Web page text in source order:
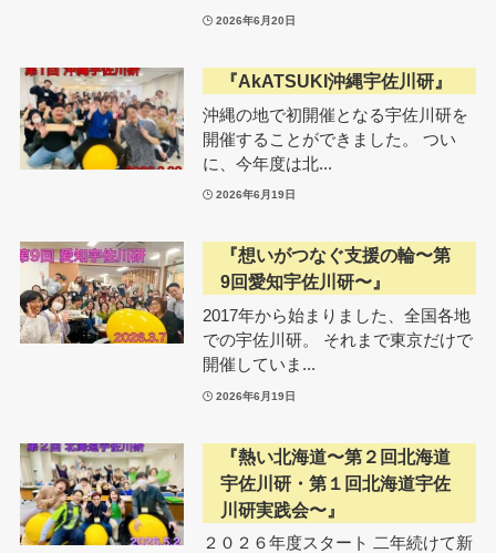
2026年6月20日
『AkATSUKI沖縄宇佐川研』
沖縄の地で初開催となる宇佐川研を
開催することができました。 つい
に、今年度は北...
2026年6月19日
『想いがつなぐ支援の輪〜第
9回愛知宇佐川研〜』
2017年から始まりました、全国各地
での宇佐川研。 それまで東京だけで
開催していま...
2026年6月19日
『熱い北海道〜第２回北海道
宇佐川研・第１回北海道宇佐
川研実践会〜』
２０２６年度スタート 二年続けて新